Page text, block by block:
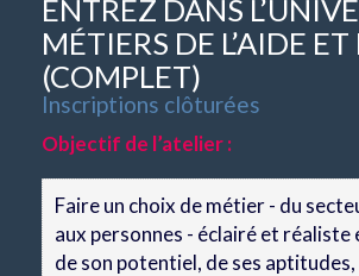
ENTREZ DANS
MÉTIERS DE L’AIDE
(COMPLET)
Inscriptions clôturées
Objectif de l’atelier :
Faire un choix de métier - du
aux personnes - éclairé et réaliste
de son potentiel, de ses aptitudes,